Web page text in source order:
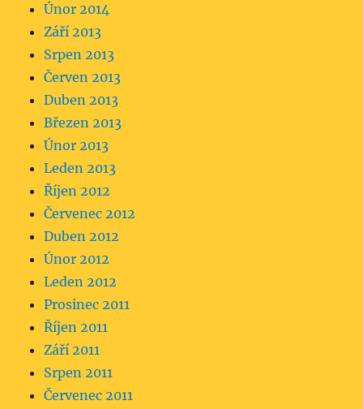
Únor 2014
Září 2013
Srpen 2013
Červen 2013
Duben 2013
Březen 2013
Únor 2013
Leden 2013
Říjen 2012
Červenec 2012
Duben 2012
Únor 2012
Leden 2012
Prosinec 2011
Říjen 2011
Září 2011
Srpen 2011
Červenec 2011